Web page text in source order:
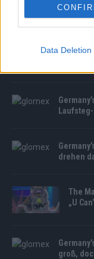
Data Deletion
MEDIATHEK
drehen
The
„U
groß,